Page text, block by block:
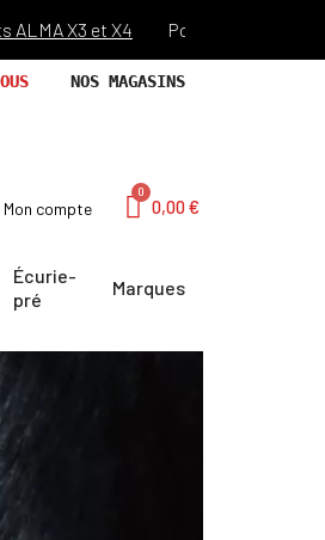
et X4 Port offert dès 69€ d'achats
NOS MAGASINS
Mon compte 0,00 €
Écurie-
pré
Marques